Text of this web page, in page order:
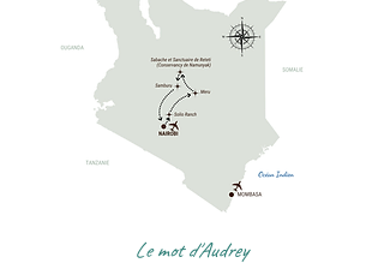
Le mot d'Audrey